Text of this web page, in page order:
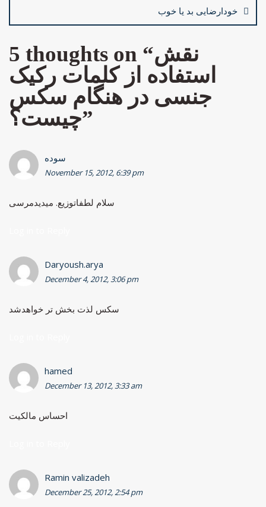
خودارضایی بد یا خوب
5 thoughts on “نقش
استفاده از کلمات رکیک
جنسی در هنگام سکس
چیست؟”
سوده
November 15, 2012, 6:39 pm
سلام لطفاتوزیع. میدیدمرسی
Daryoush.arya
December 4, 2012, 3:06 pm
سکس لذت بخش تر خواهدشد
hamed
December 13, 2012, 3:33 am
احساس مالکیت
Ramin valizadeh
December 25, 2012, 2:54 pm